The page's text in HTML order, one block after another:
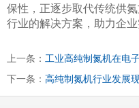
保性，正逐步取代传统供
行业的解决方案，助力企
上一条： 工业高纯制氮机在电
下一条： 高纯制氮机行业发展